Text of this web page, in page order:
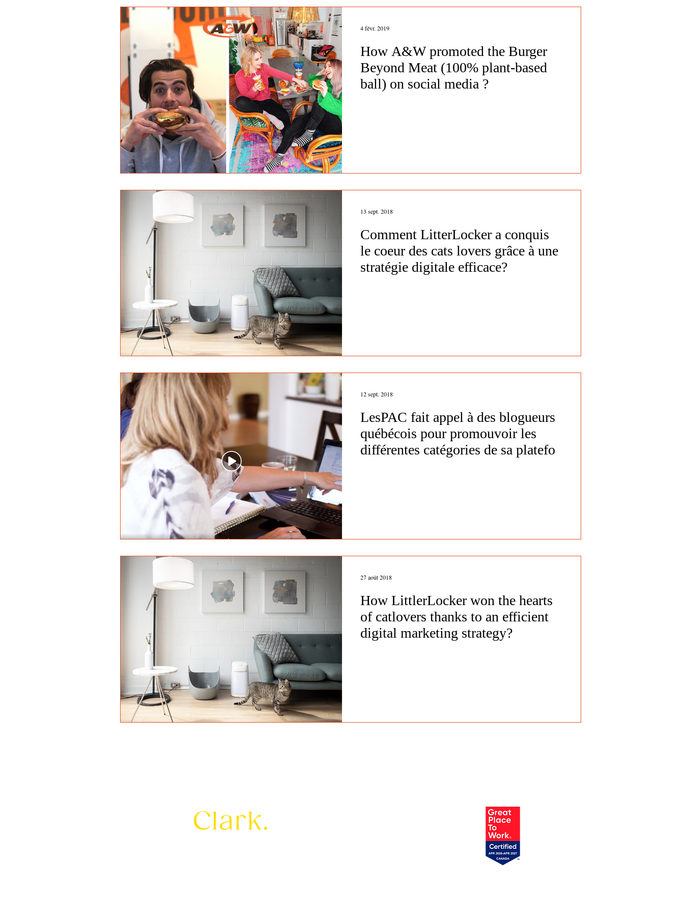
How A&W promoted the Burger
Beyond Meat (100% plant-based
ball) on social media ?
4 févr. 2019
Comment LitterLocker a conquis
le coeur des cats lovers grâce à une
stratégie digitale efficace?
13 sept. 2018
LesPAC fait appel à des blogueurs
québécois pour promouvoir les
différentes catégories de sa platefo
12 sept. 2018
How LittlerLocker won the hearts
of catlovers thanks to an efficient
digital marketing strategy?
27 août 2018
Clark.